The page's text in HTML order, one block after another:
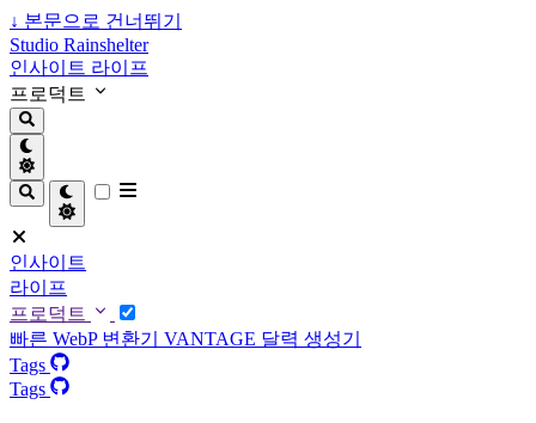
↓ 본문으로 건너뛰기
Studio Rainshelter
인사이트 라이프
프로덕트
인사이트
라이프
프로덕트
빠른 WebP 변환기 VANTAGE 달력 생성기
Tags
Tags